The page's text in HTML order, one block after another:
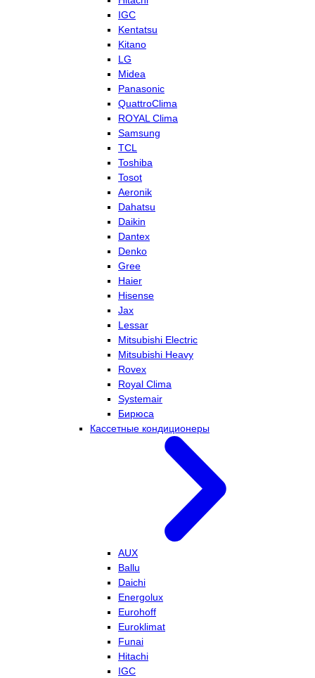
IGC
Kentatsu
Kitano
LG
Midea
Panasonic
QuattroClima
ROYAL Clima
Samsung
TCL
Toshiba
Tosot
Aeronik
Dahatsu
Daikin
Dantex
Denko
Gree
Haier
Hisense
Jax
Lessar
Mitsubishi Electric
Mitsubishi Heavy
Rovex
Royal Clima
Systemair
Бирюса
Кассетные кондиционеры
AUX
Ballu
Daichi
Energolux
Eurohoff
Euroklimat
Funai
Hitachi
IGC